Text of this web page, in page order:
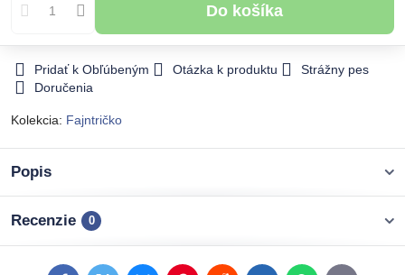
Do košíka
Pridať k Obľúbeným Otázka k produktu
Strážny pes
Doručenia
Kolekcia: Fajntričko
Popis
Recenzie 0